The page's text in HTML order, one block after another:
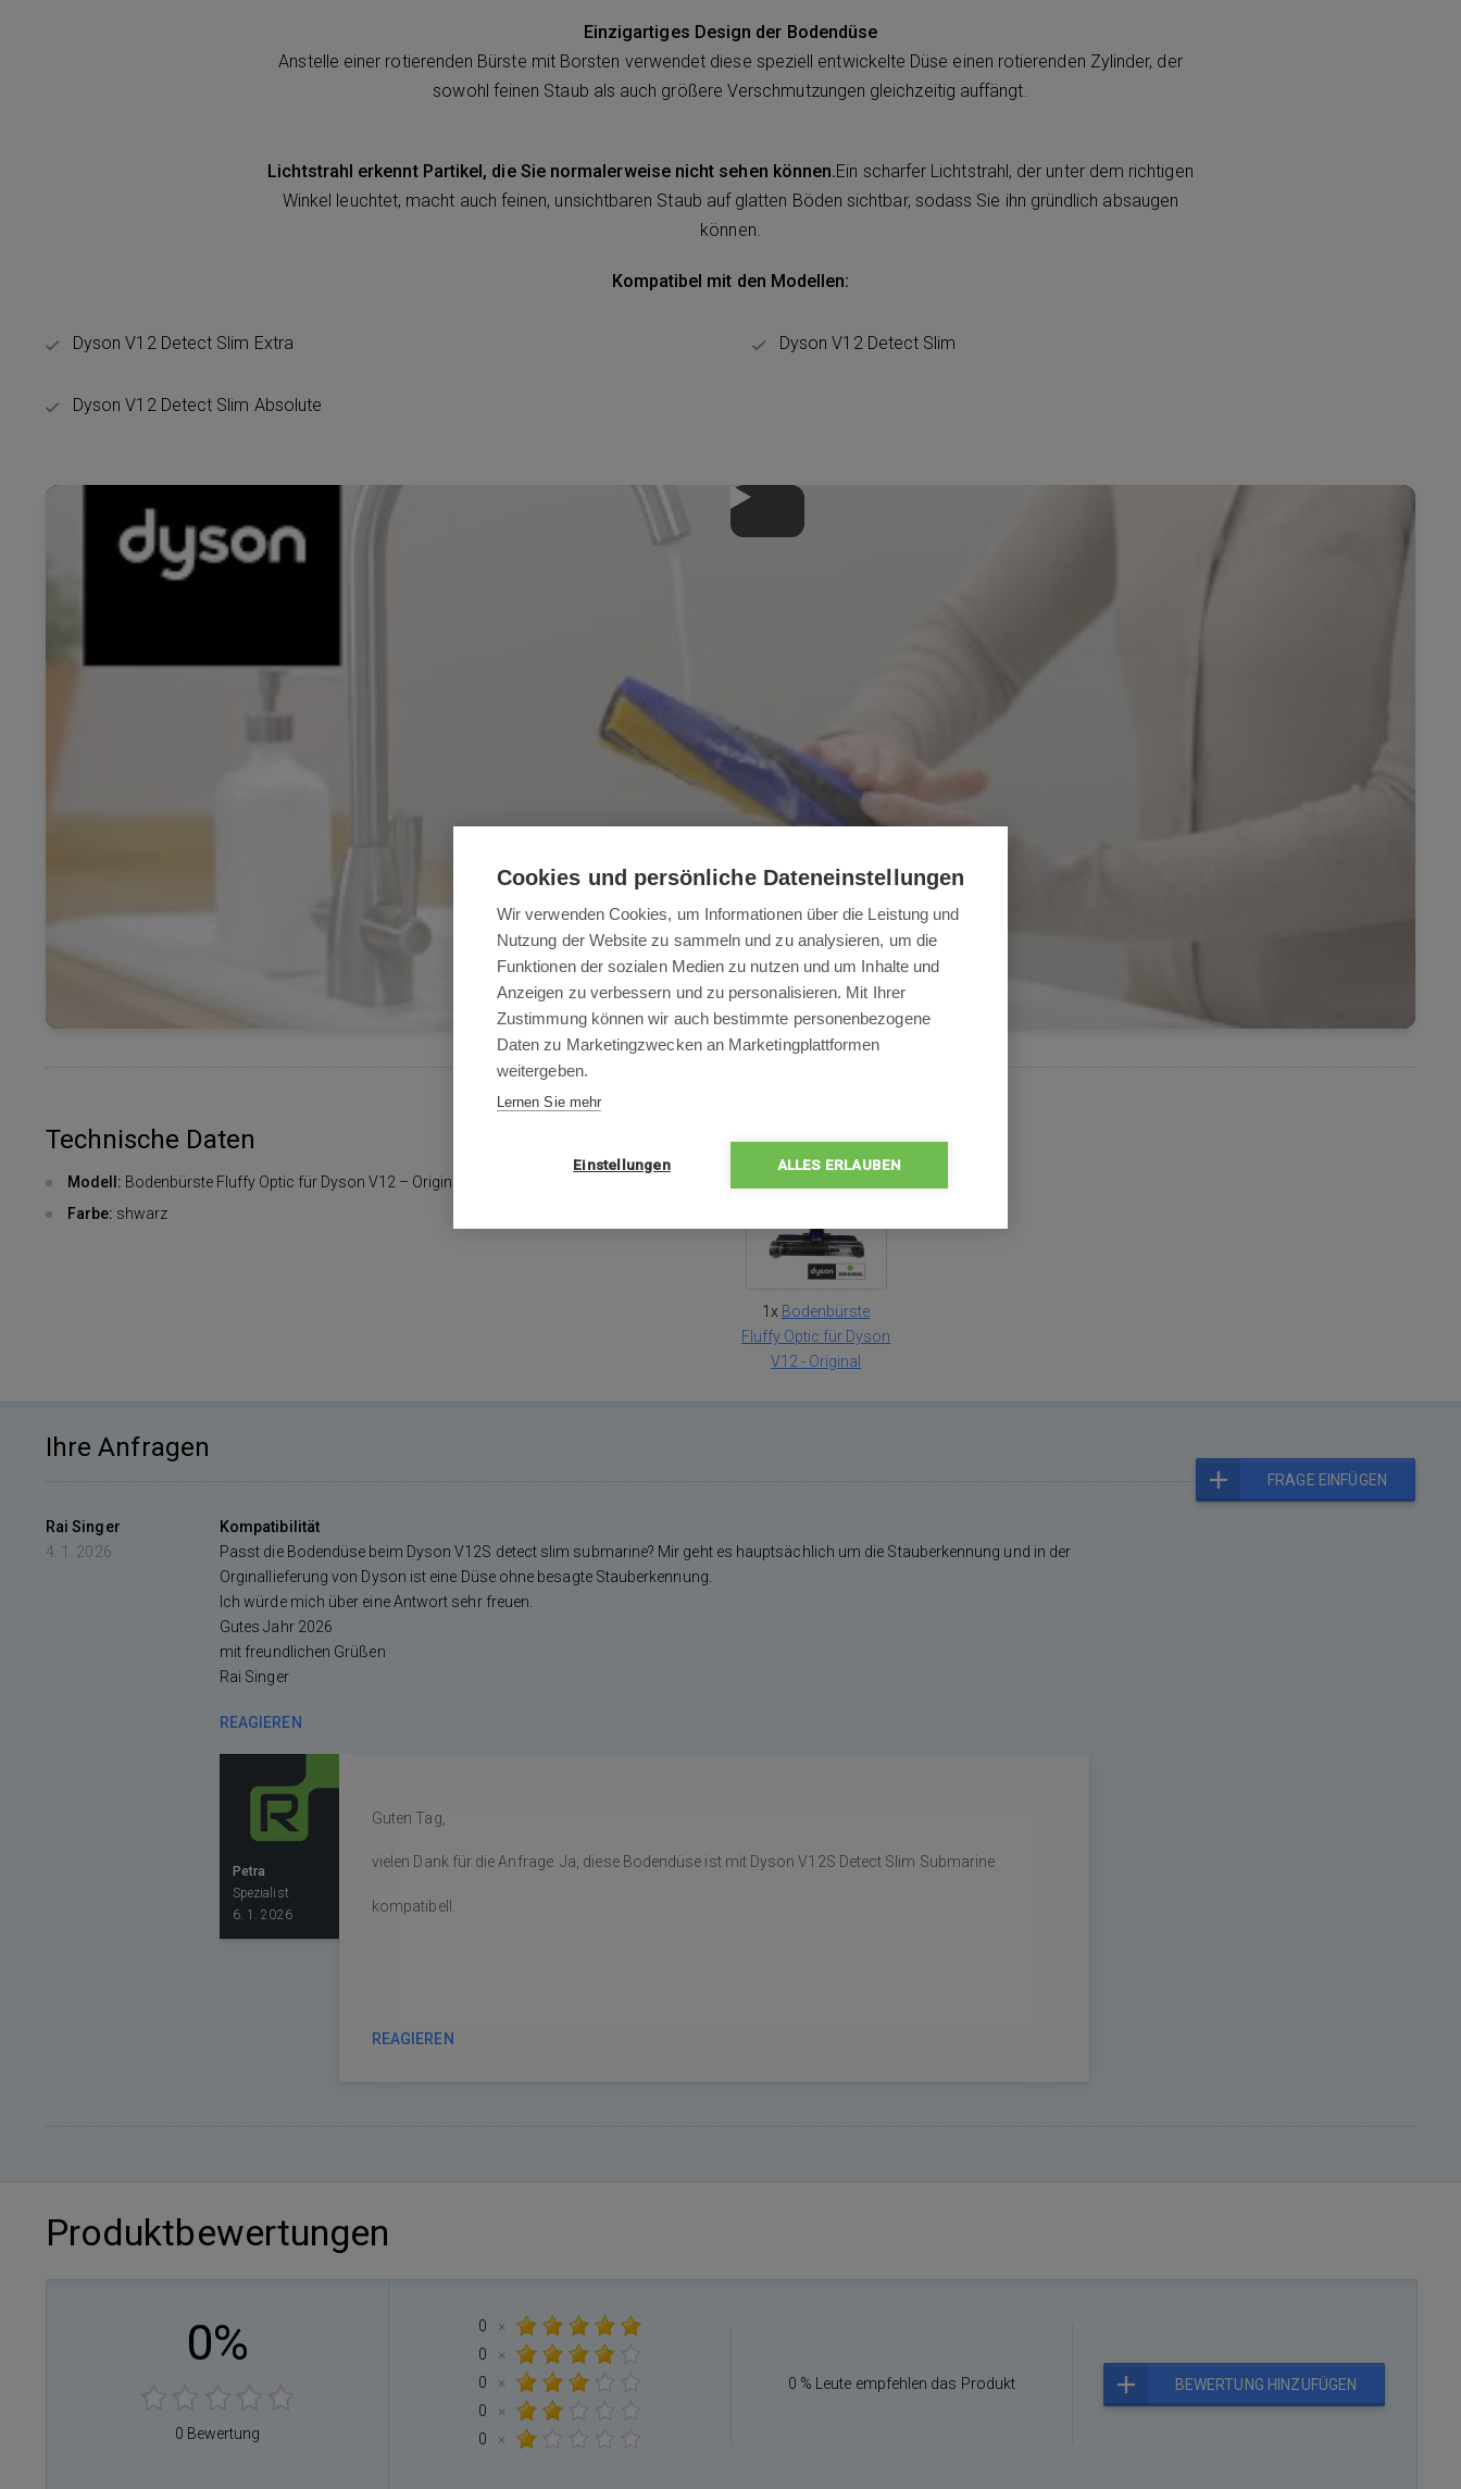
Einzigartiges Design der Bodendüse
Anstelle einer rotierenden Bürste mit Borsten verwendet diese speziell entwickelte Düse einen rotierenden Zylinder, der
sowohl feinen Staub als auch größere Verschmutzungen gleichzeitig auffängt.
Lichtstrahl erkennt Partikel, die Sie normalerweise nicht sehen können.Ein scharfer Lichtstrahl, der unter dem richtigen
Winkel leuchtet, macht auch feinen, unsichtbaren Staub auf glatten Böden sichtbar, sodass Sie ihn gründlich absaugen
können.
Kompatibel mit den Modellen:
Dyson V12 Detect Slim Extra
Dyson V12 Detect Slim Absolute
Dyson V12 Detect Slim
Technische Daten
Modell: Bodenbürste Fluffy Optic für Dyson V12 – Original
Farbe: shwarz
Packungsinhalt
1x Bodenbürste
Fluffy Optic für Dyson
V12 - Original
Ihre Anfragen
FRAGE EINFÜGEN
Rai Singer
4. 1. 2026
Kompatibilität
Passt die Bodendüse beim Dyson V12S detect slim submarine? Mir geht es hauptsächlich um die Stauberkennung und in der
Orginallieferung von Dyson ist eine Düse ohne besagte Stauberkennung.
Ich würde mich über eine Antwort sehr freuen.
Gutes Jahr 2026
mit freundlichen Grüßen
Rai Singer
REAGIEREN
Petra
Spezialist
6. 1. 2026
Guten Tag,
vielen Dank für die Anfrage. Ja, diese Bodendüse ist mit Dyson V12S Detect Slim Submarine
kompatibell.
REAGIEREN
Produktbewertungen
0%
0 Bewertung
0
×
0
×
0
×
0
×
0
×
0 % Leute empfehlen das Produkt BEWERTUNG HINZUFÜGEN
Cookies und persönliche Dateneinstellungen
Wir verwenden Cookies, um Informationen über die Leistung und
Nutzung der Website zu sammeln und zu analysieren, um die
Funktionen der sozialen Medien zu nutzen und um Inhalte und
Anzeigen zu verbessern und zu personalisieren. Mit Ihrer
Zustimmung können wir auch bestimmte personenbezogene
Daten zu Marketingzwecken an Marketingplattformen
weitergeben.
Lernen Sie mehr
Einstellungen ALLES ERLAUBEN